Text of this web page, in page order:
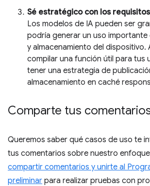
Sé estratégico con los
Los modelos de IA pueden ser
podría generar un uso importante
y almacenamiento del dispositivo.
compilar una función útil para tus
tener una estrategia de
almacenamiento en caché
Comparte tus
Queremos saber qué casos de uso te
tus comentarios sobre nuestro
compartir comentarios y unirte al
preliminar para realizar pruebas con